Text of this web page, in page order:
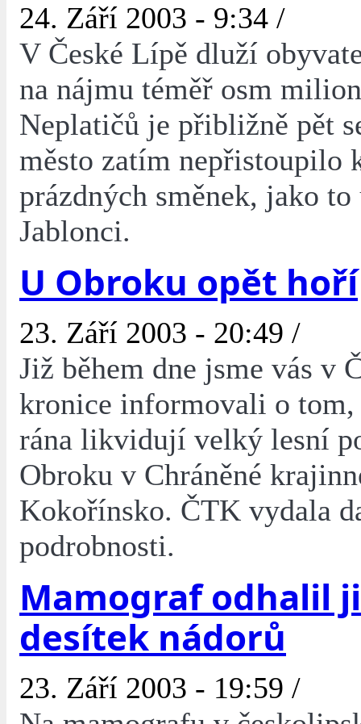
24. Září 2003 - 9:34 /
V České Lípě dluží
na nájmu téměř osm
Neplatičů je přibližně pět
město zatím nepřistoupilo
prázdných směnek, jako
Jablonci.
U Obroku opět hoří
23. Září 2003 - 20:49 /
Již během dne jsme vás v
kronice informovali o tom,
rána likvidují velký lesní
Obroku v Chráněné
Kokořínsko. ČTK vydala
podrobnosti.
Mamograf odhalil
desítek nádorů
23. Září 2003 - 19:59 /